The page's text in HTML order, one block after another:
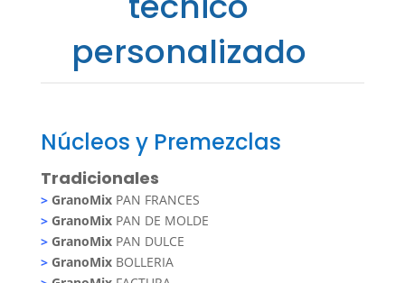
personalizado
Núcleos y Premezclas
Tradicionales
>GranoMixPAN FRANCES
>GranoMixPAN DE MOLDE
>GranoMix PAN DULCE
>GranoMix BOLLERIA